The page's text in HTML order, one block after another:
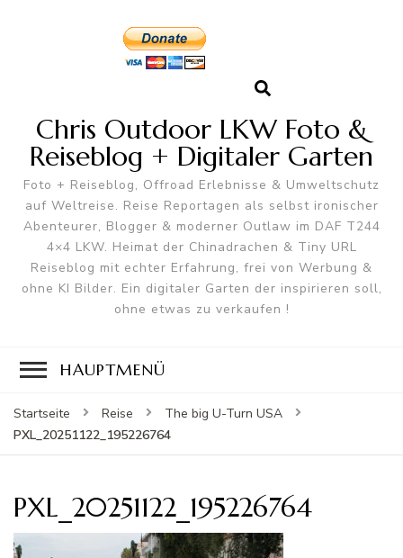
Chris Outdoor LKW Foto &
Reiseblog + Digitaler Garten
Foto + Reiseblog, Offroad Erlebnisse & Umweltschutz
auf Weltreise. Reise Reportagen als selbst ironischer
Abenteurer, Blogger & moderner Outlaw im DAF T244
4×4 LKW. Heimat der Chinadrachen & Tiny URL
Reiseblog mit echter Erfahrung, frei von Werbung &
ohne KI Bilder. Ein digitaler Garten der inspirieren soll,
ohne etwas zu verkaufen !
HAUPTMENÜ
Startseite Reise
The big U-Turn USA
PXL_20251122_195226764
PXL_20251122_195226764